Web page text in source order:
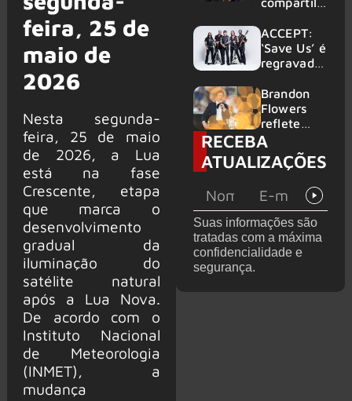
feira, 25 de
maio de
2026
Nesta segunda-
feira, 25 de maio
de 2026, a Lua
está na fase
Crescente, etapa
que marca o
desenvolvimento
gradual da
iluminação do
satélite natural
após a Lua Nova.
De acordo com o
Instituto Nacional
de Meteorologia
(INMET), a
mudança
vivo de
“Fortress”
gravada
am Ring
2026
ACCEPT:
‘Save Us’ é
regravada
membros
do GHOST
e KORN
Brandon
Flowers
reflete
sobre o
futuro e
levanta
de de
deixar os
palcos
RECEBA
ATUALIZAÇÕES
Suas informações são
tratadas com a máxima
confidencialidade e
segurança.